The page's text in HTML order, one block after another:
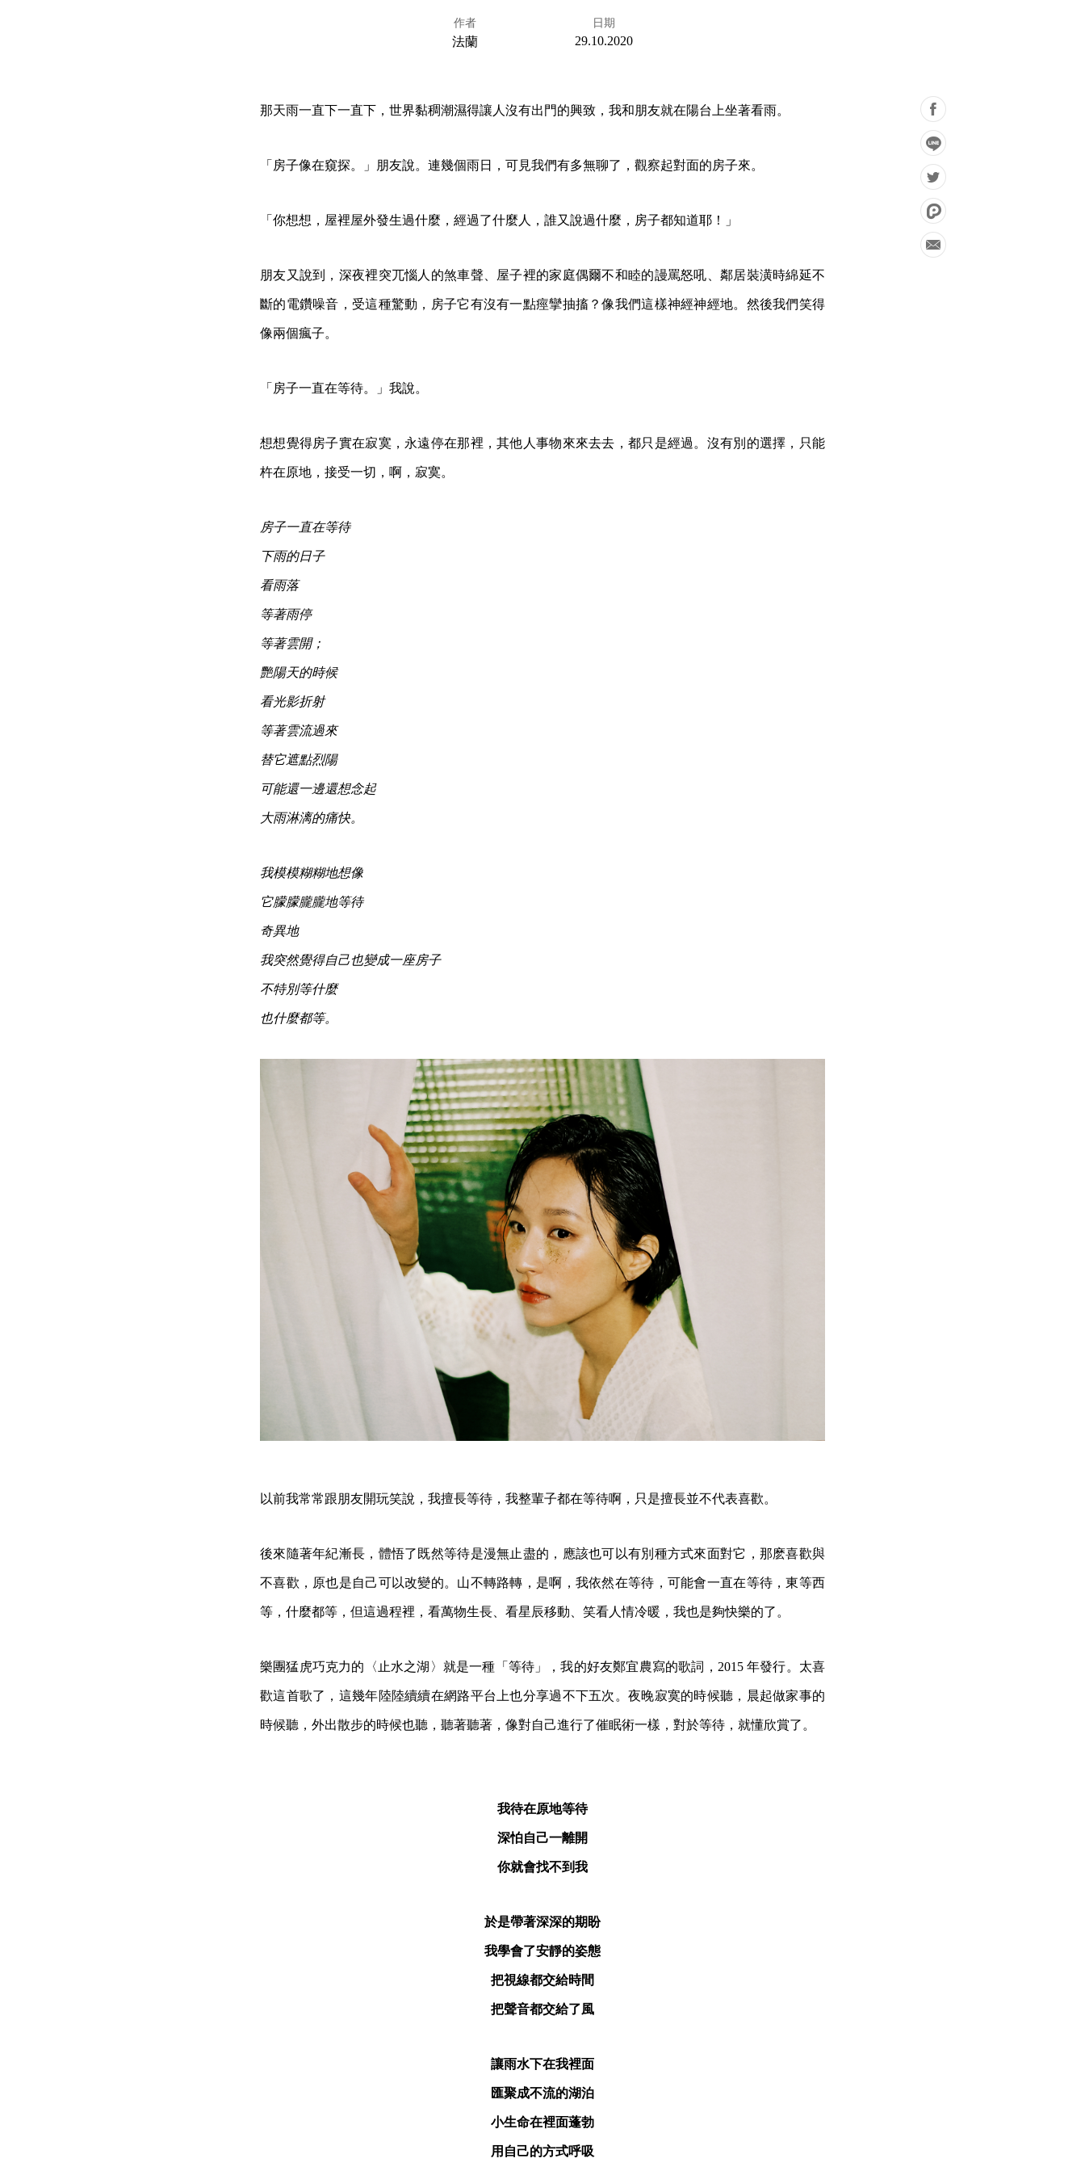
作者
法蘭
日期
29.10.2020
那天雨一直下一直下，世界黏稠潮濕得讓人沒有出門的興致，我和朋友就在陽台上坐著看雨。
「房子像在窺探。」朋友說。連幾個雨日，可見我們有多無聊了，觀察起對面的房子來。
「你想想，屋裡屋外發生過什麼，經過了什麼人，誰又說過什麼，房子都知道耶！」
朋友又說到，深夜裡突兀惱人的煞車聲、屋子裡的家庭偶爾不和睦的謾罵怒吼、鄰居裝潢時綿延不
斷的電鑽噪音，受這種驚動，房子它有沒有一點痙攣抽搐？像我們這樣神經神經地。然後我們笑得
像兩個瘋子。
「房子一直在等待。」我說。
想想覺得房子實在寂寞，永遠停在那裡，其他人事物來來去去，都只是經過。沒有別的選擇，只能
杵在原地，接受一切，啊，寂寞。
房子一直在等待
下雨的日子
看雨落
等著雨停
等著雲開；
艷陽天的時候
看光影折射
等著雲流過來
替它遮點烈陽
可能還一邊還想念起
大雨淋漓的痛快。
我模模糊糊地想像
它朦朦朧朧地等待
奇異地
我突然覺得自己也變成一座房子
不特別等什麼
也什麼都等。
以前我常常跟朋友開玩笑說，我擅長等待，我整輩子都在等待啊，只是擅長並不代表喜歡。
後來隨著年紀漸長，體悟了既然等待是漫無止盡的，應該也可以有別種方式來面對它，那麽喜歡與
不喜歡，原也是自己可以改變的。山不轉路轉，是啊，我依然在等待，可能會一直在等待，東等西
等，什麼都等，但這過程裡，看萬物生長、看星辰移動、笑看人情冷暖，我也是夠快樂的了。
樂團猛虎巧克力的〈止水之湖〉就是一種「等待」，我的好友鄭宜農寫的歌詞，2015 年發行。太喜
歡這首歌了，這幾年陸陸續續在網路平台上也分享過不下五次。夜晚寂寞的時候聽，晨起做家事的
時候聽，外出散步的時候也聽，聽著聽著，像對自己進行了催眠術一樣，對於等待，就懂欣賞了。
我待在原地等待
深怕自己一離開
你就會找不到我
於是帶著深深的期盼
我學會了安靜的姿態
把視線都交給時間
把聲音都交給了風
讓雨水下在我裡面
匯聚成不流的湖泊
小生命在裡面蓬勃
用自己的方式呼吸